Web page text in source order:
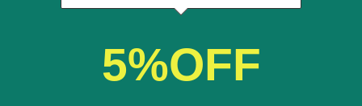
5%OFF